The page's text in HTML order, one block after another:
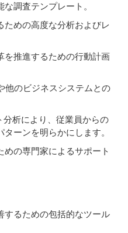
調査テンプレート。
ための高度な分析およびレ
を推進するための行動計画
他のビジネスシステムとの
析により、従業員からの
ーンを明らかにします。
の専門家によるサポート
するための包括的なツール